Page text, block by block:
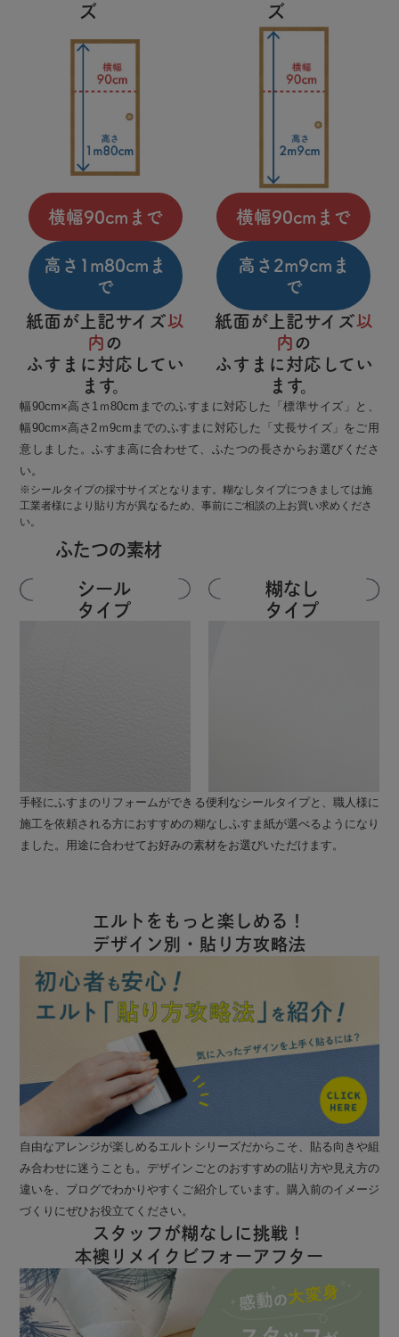
ズ
横幅90cmまで
高さ1m80cmま
で
紙面が上記サイズ以
内 の
ふすまに対応してい
ます。
ズ
横幅90cmまで
高さ2m9cmま
で
紙面が上記サイズ以
内 の
ふすまに対応してい
ます。
幅90cm×高さ1ｍ80cmまでのふすまに対応した「標準サイズ」と、
幅90cm×高さ2ｍ9cmまでのふすまに対応した「丈長サイズ」をご用
意しました。ふすま高に合わせて、ふたつの長さからお選びくださ
い。
※シールタイプの採寸サイズとなります。糊なしタイプにつきましては施
工業者様により貼り方が異なるため、事前にご相談の上お買い求めくださ
い。
ふたつの素材
シール
タイプ
糊なし
タイプ
手軽にふすまのリフォームができる便利なシールタイプと、職人様に
施工を依頼される方におすすめの糊なしふすま紙が選べるようになり
ました。用途に合わせてお好みの素材をお選びいただけます。
エルトをもっと楽しめる！
デザイン別・貼り方攻略法
自由なアレンジが楽しめるエルトシリーズだからこそ、貼る向きや組
み合わせに迷うことも。デザインごとのおすすめの貼り方や見え方の
違いを、ブログでわかりやすくご紹介しています。購入前のイメージ
づくりにぜひお役立てください。
スタッフが糊なしに挑戦！
本襖リメイクビフォーアフター